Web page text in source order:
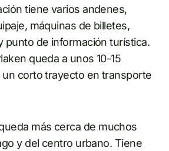
tiene varios andenes,
máquinas de billetes,
punto de información turística.
queda a unos 10-15
un corto trayecto en transporte
más cerca de muchos
y del centro urbano. Tiene